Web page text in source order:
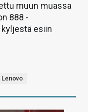
muun muassa
888 -
esiin
Lenovo